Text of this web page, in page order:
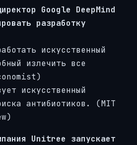
Google DeepMind
разработку
искусственный
излечить все
искусственный
антибиотиков. (MIT
Unitree запускает